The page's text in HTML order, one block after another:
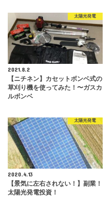
太陽光発電
2021.8.2
【ニチネン】カセットボンベ式の
草刈り機を使ってみた！〜ガスカ
ルボンベ
太陽光発電
2020.4.13
【景気に左右されない！】副業！
太陽光発電投資！